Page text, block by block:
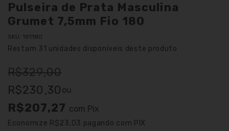
Pulseira de Prata Masculina
Grumet 7,5mm Fio 180
SKU: 181180
Restam 31 unidades disponíveis deste produto
R$329,00
R$230,30 ou
R$207,27 com Pix
Economize R$23,03 pagando com PIX